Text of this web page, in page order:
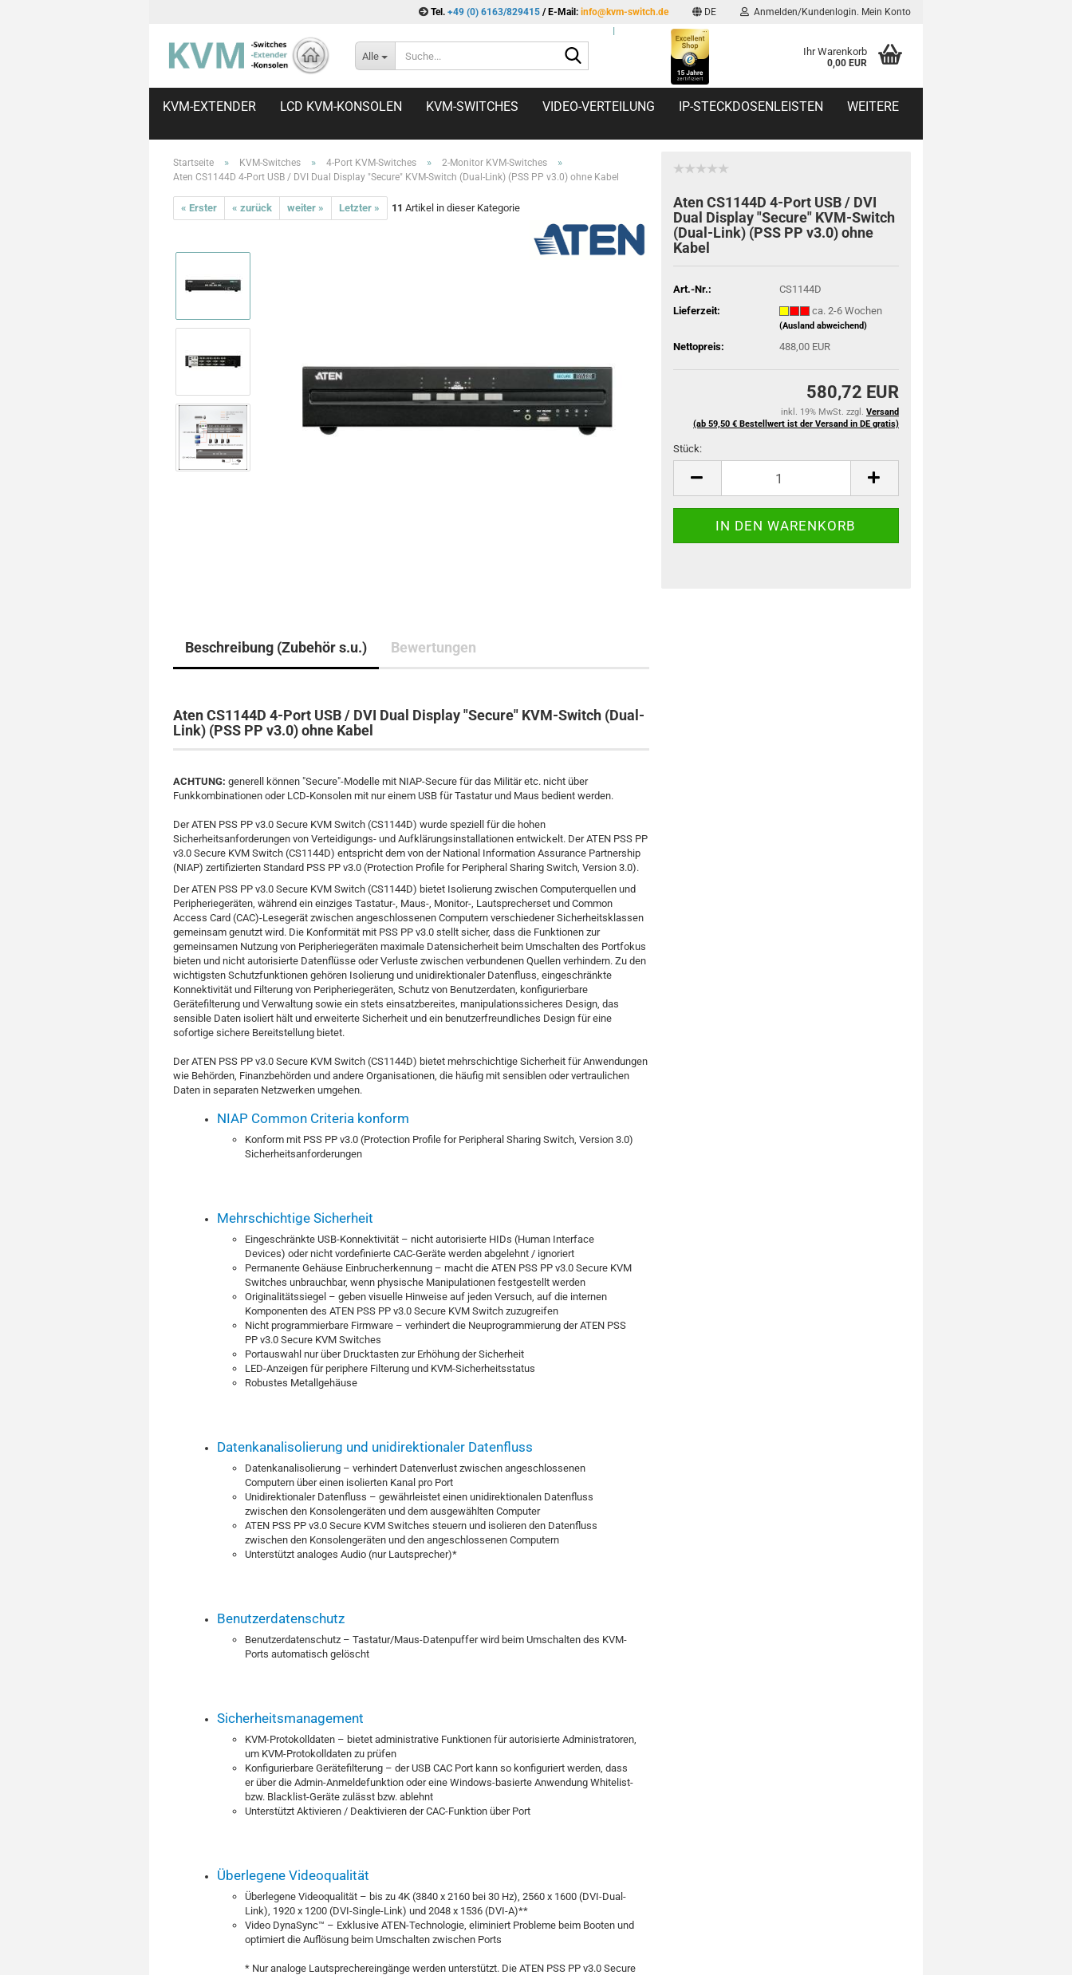
Tel. +49 (0) 6163/829415 / E-Mail: info@kvm-switch.de DE Anmelden/Kundenlogin. Mein Konto
Alle
Ihr Warenkorb
0,00 EUR
KVM-EXTENDER LCD KVM-KONSOLEN KVM-SWITCHES VIDEO-VERTEILUNG IP-STECKDOSENLEISTEN WEITERE
Startseite » KVM-Switches » 4-Port KVM-Switches » 2-Monitor KVM-Switches »
Aten CS1144D 4-Port USB / DVI Dual Display "Secure" KVM-Switch (Dual-Link) (PSS PP v3.0) ohne Kabel
« Erster « zurück weiter » Letzter » 11 Artikel in dieser Kategorie
Aten CS1144D 4-Port USB / DVI
Dual Display "Secure" KVM-Switch
(Dual-Link) (PSS PP v3.0) ohne
Kabel
Art.-Nr.:
CS1144D
Lieferzeit:
ca. 2-6 Wochen
(Ausland abweichend)
Nettopreis: 488,00 EUR
580,72 EUR
inkl. 19% MwSt. zzgl. Versand
(ab 59,50 € Bestellwert ist der Versand in DE gratis)
Stück:
Stück
Beschreibung (Zubehör s.u.) Bewertungen
Aten CS1144D 4-Port USB / DVI Dual Display "Secure" KVM-Switch (Dual-
Link) (PSS PP v3.0) ohne Kabel
ACHTUNG: generell können "Secure"-Modelle mit NIAP-Secure für das Militär etc. nicht über
Funkkombinationen oder LCD-Konsolen mit nur einem USB für Tastatur und Maus bedient werden.
Der ATEN PSS PP v3.0 Secure KVM Switch (CS1144D) wurde speziell für die hohen
Sicherheitsanforderungen von Verteidigungs- und Aufklärungsinstallationen entwickelt. Der ATEN PSS PP
v3.0 Secure KVM Switch (CS1144D) entspricht dem von der National Information Assurance Partnership
(NIAP) zertifizierten Standard PSS PP v3.0 (Protection Profile for Peripheral Sharing Switch, Version 3.0).
Der ATEN PSS PP v3.0 Secure KVM Switch (CS1144D) bietet Isolierung zwischen Computerquellen und
Peripheriegeräten, während ein einziges Tastatur-, Maus-, Monitor-, Lautsprecherset und Common
Access Card (CAC)-Lesegerät zwischen angeschlossenen Computern verschiedener Sicherheitsklassen
gemeinsam genutzt wird. Die Konformität mit PSS PP v3.0 stellt sicher, dass die Funktionen zur
gemeinsamen Nutzung von Peripheriegeräten maximale Datensicherheit beim Umschalten des Portfokus
bieten und nicht autorisierte Datenflüsse oder Verluste zwischen verbundenen Quellen verhindern. Zu den
wichtigsten Schutzfunktionen gehören Isolierung und unidirektionaler Datenfluss, eingeschränkte
Konnektivität und Filterung von Peripheriegeräten, Schutz von Benutzerdaten, konfigurierbare
Gerätefilterung und Verwaltung sowie ein stets einsatzbereites, manipulationssicheres Design, das
sensible Daten isoliert hält und erweiterte Sicherheit und ein benutzerfreundliches Design für eine
sofortige sichere Bereitstellung bietet.
Der ATEN PSS PP v3.0 Secure KVM Switch (CS1144D) bietet mehrschichtige Sicherheit für Anwendungen
wie Behörden, Finanzbehörden und andere Organisationen, die häufig mit sensiblen oder vertraulichen
Daten in separaten Netzwerken umgehen.
NIAP Common Criteria konform
Konform mit PSS PP v3.0 (Protection Profile for Peripheral Sharing Switch, Version 3.0)
Sicherheitsanforderungen
Mehrschichtige Sicherheit
Eingeschränkte USB-Konnektivität – nicht autorisierte HIDs (Human Interface
Devices) oder nicht vordefinierte CAC-Geräte werden abgelehnt / ignoriert
Permanente Gehäuse Einbrucherkennung – macht die ATEN PSS PP v3.0 Secure KVM
Switches unbrauchbar, wenn physische Manipulationen festgestellt werden
Originalitätssiegel – geben visuelle Hinweise auf jeden Versuch, auf die internen
Komponenten des ATEN PSS PP v3.0 Secure KVM Switch zuzugreifen
Nicht programmierbare Firmware – verhindert die Neuprogrammierung der ATEN PSS
PP v3.0 Secure KVM Switches
Portauswahl nur über Drucktasten zur Erhöhung der Sicherheit
LED-Anzeigen für periphere Filterung und KVM-Sicherheitsstatus
Robustes Metallgehäuse
Datenkanalisolierung und unidirektionaler Datenfluss
Datenkanalisolierung – verhindert Datenverlust zwischen angeschlossenen
Computern über einen isolierten Kanal pro Port
Unidirektionaler Datenfluss – gewährleistet einen unidirektionalen Datenfluss
zwischen den Konsolengeräten und dem ausgewählten Computer
ATEN PSS PP v3.0 Secure KVM Switches steuern und isolieren den Datenfluss
zwischen den Konsolengeräten und den angeschlossenen Computern
Unterstützt analoges Audio (nur Lautsprecher)*
Benutzerdatenschutz
Benutzerdatenschutz – Tastatur/Maus-Datenpuffer wird beim Umschalten des KVM-
Ports automatisch gelöscht
Sicherheitsmanagement
KVM-Protokolldaten – bietet administrative Funktionen für autorisierte Administratoren,
um KVM-Protokolldaten zu prüfen
Konfigurierbare Gerätefilterung – der USB CAC Port kann so konfiguriert werden, dass
er über die Admin-Anmeldefunktion oder eine Windows-basierte Anwendung Whitelist-
bzw. Blacklist-Geräte zulässt bzw. ablehnt
Unterstützt Aktivieren / Deaktivieren der CAC-Funktion über Port
Überlegene Videoqualität
Überlegene Videoqualität – bis zu 4K (3840 x 2160 bei 30 Hz), 2560 x 1600 (DVI-Dual-
Link), 1920 x 1200 (DVI-Single-Link) und 2048 x 1536 (DVI-A)**
Video DynaSync™ – Exklusive ATEN-Technologie, eliminiert Probleme beim Booten und
optimiert die Auflösung beim Umschalten zwischen Ports
* Nur analoge Lautsprechereingänge werden unterstützt. Die ATEN PSS PP v3.0 Secure